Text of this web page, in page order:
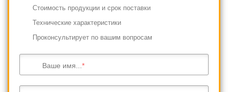
Cтоимость продукции и срок поставки
Технические характеристики
Проконсультирует по вашим вопросам
Ваше имя...